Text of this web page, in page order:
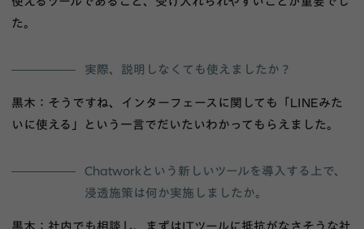
た。
実際、説明しなくても使えましたか？
黒木：そうですね、インターフェースに関しても「LINEみた
いに使える」という一言でだいたいわかってもらえました。
Chatworkという新しいツールを導入する上で、
浸透施策は何か実施しましたか。
黒木：社内でも相談し、まずはITツールに抵抗がなさそうな社